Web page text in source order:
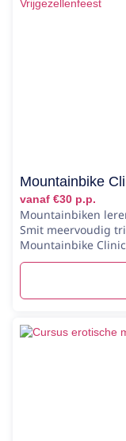
Mountainbike
vanaf €30 p.p.
Mountainbiken
Smit meervoudig
Mountainbike